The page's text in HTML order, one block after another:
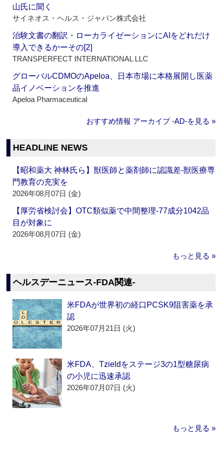
山氏に聞く
サイネオス・ヘルス・ジャパン株式会社
治験文書の翻訳・ローカライゼーションにAIをどれだけ
導入できるかーその[2]
TRANSPERFECT INTERNATIONAL LLC
グローバルCDMOのApeloa、日本市場に本格展開し医薬
品イノベーションを推進
Apeloa Pharmaceutical
おすすめ情報 アーカイブ ‐AD‐を見る »
HEADLINE NEWS
【昭和薬大 神林氏ら】獣医師と薬剤師に認識差‐獣医療専
門教育の充実を
2026年08月07日 (金)
【厚労省検討会】OTC類似薬で中間整理‐77成分1042品
目が対象に
2026年08月07日 (金)
もっと見る »
ヘルスデーニュース‐FDA関連‐
米FDAが世界初の経口PCSK9阻害薬を承
認
2026年07月21日 (火)
米FDA、Tzieldをステージ3の1型糖尿病
の小児に迅速承認
2026年07月07日 (火)
もっと見る »